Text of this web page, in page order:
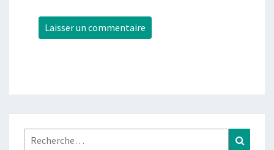
Rechercher :